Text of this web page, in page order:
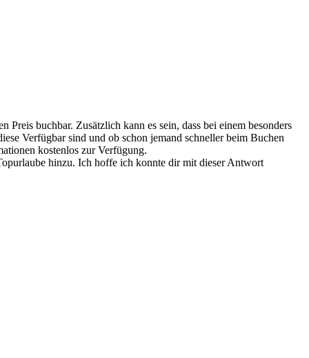
buchbar. Zusätzlich kann es sein, dass bei einem besonders
Verfügbar sind und ob schon jemand schneller beim Buchen
kostenlos zur Verfügung.
hinzu. Ich hoffe ich konnte dir mit dieser Antwort